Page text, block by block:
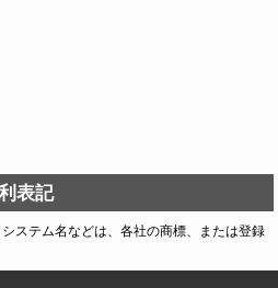
表記
ステム名などは、各社の商標、または登録